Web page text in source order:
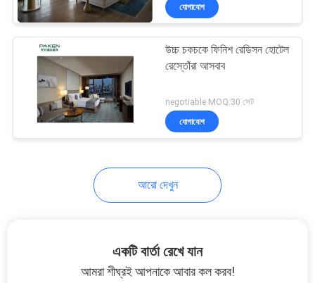
নিয়ন্ত্রণ
যোগাযোগ
উদ্ধৃতির
যোগাযোগ
উচ্চ চকচকে ফিনিশ রেডিসন হোটেল
রেস্তোঁরা আসবাব
negotiable MOQ:30 সেট
যোগাযোগ
আরো দেখুন
একটি বার্তা রেখে যান
আমরা শীঘ্রই আপনাকে আবার কল করব!